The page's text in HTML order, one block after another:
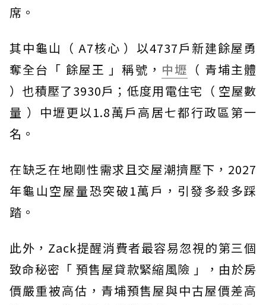
席。
其中龜山（ A7核心 ）以4737戶新建餘屋勇
奪全台「 餘屋王 」稱號， 中壢 （ 青埔主體
）也積壓了3930戶；低度用電住宅（ 空屋數
量 ）中壢更以1.8萬戶高居七都行政區第一
名。
在缺乏在地剛性需求且交屋潮擠壓下，2027
年龜山空屋量恐突破1萬戶，引發多殺多踩
踏。
此外，Zack提醒消費者最容易忽視的第三個
致命秘密「 預售屋貸款緊縮風險 」，由於房
價嚴重被高估，青埔預售屋與中古屋價差高